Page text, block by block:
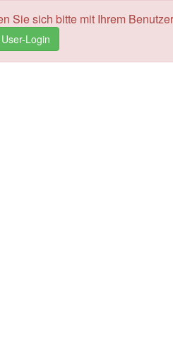
Sie sich bitte mit Ihrem
User-Login